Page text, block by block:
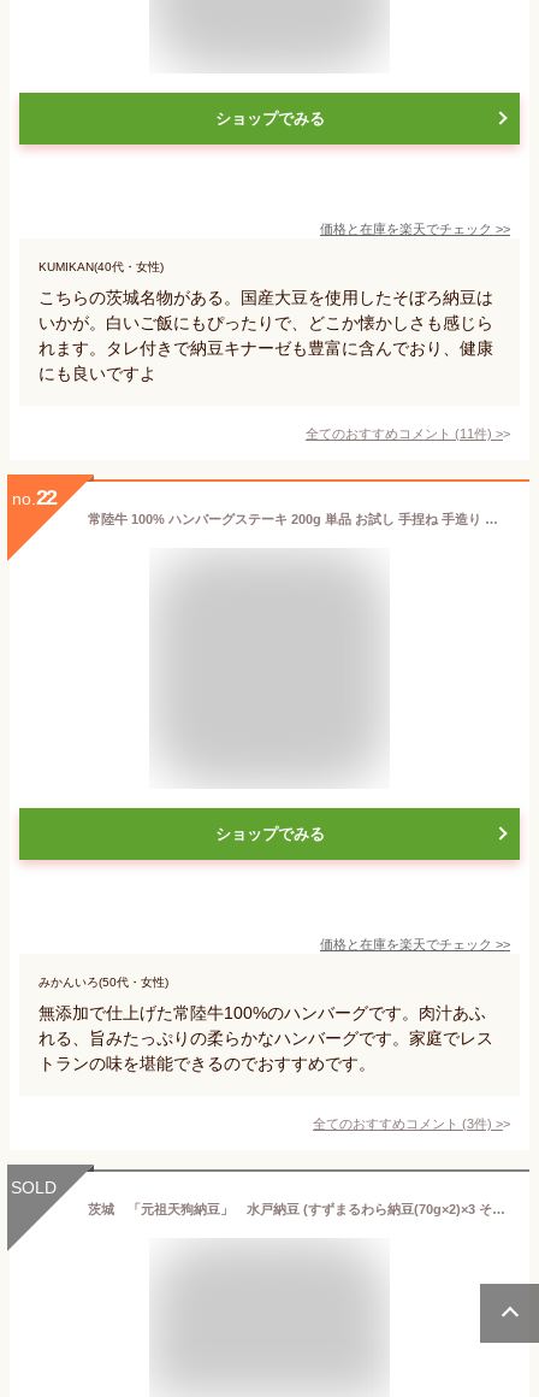
ショップでみる
価格と在庫を楽天でチェック >>
KUMIKAN(40代・女性)
こちらの茨城名物がある。国産大豆を使用したそぼろ納豆は
いかが。白いご飯にもぴったりで、どこか懐かしさも感じら
れます。タレ付きで納豆キナーゼも豊富に含んでおり、健康
にも良いですよ
全てのおすすめコメント (11件) >
no. 22
常陸牛 100% ハンバーグステーキ 200g 単品 お試し 手捏ね 手造り 茨城ブランド牛 国産 黒毛和牛 冷凍 肉汁 自宅用 一人暮らし
ショップでみる
価格と在庫を楽天でチェック >>
みかんいろ(50代・女性)
無添加で仕上げた常陸牛100%のハンバーグです。肉汁あふ
れる、旨みたっぷりの柔らかなハンバーグです。家庭でレス
トランの味を堪能できるのでおすすめです。
全てのおすすめコメント (3件) >
SOLD
茨城 「元祖天狗納豆」 水戸納豆 (すずまるわら納豆(70g×2)×3 そぼろ納豆300g)